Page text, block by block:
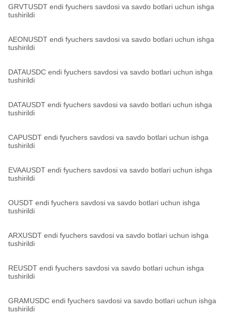
GRVTUSDT endi fyuchers savdosi va savdo botlari uchun ishga
tushirildi
AEONUSDT endi fyuchers savdosi va savdo botlari uchun ishga
tushirildi
DATAUSDC endi fyuchers savdosi va savdo botlari uchun ishga
tushirildi
DATAUSDT endi fyuchers savdosi va savdo botlari uchun ishga
tushirildi
CAPUSDT endi fyuchers savdosi va savdo botlari uchun ishga
tushirildi
EVAAUSDT endi fyuchers savdosi va savdo botlari uchun ishga
tushirildi
OUSDT endi fyuchers savdosi va savdo botlari uchun ishga
tushirildi
ARXUSDT endi fyuchers savdosi va savdo botlari uchun ishga
tushirildi
REUSDT endi fyuchers savdosi va savdo botlari uchun ishga
tushirildi
GRAMUSDC endi fyuchers savdosi va savdo botlari uchun ishga
tushirildi